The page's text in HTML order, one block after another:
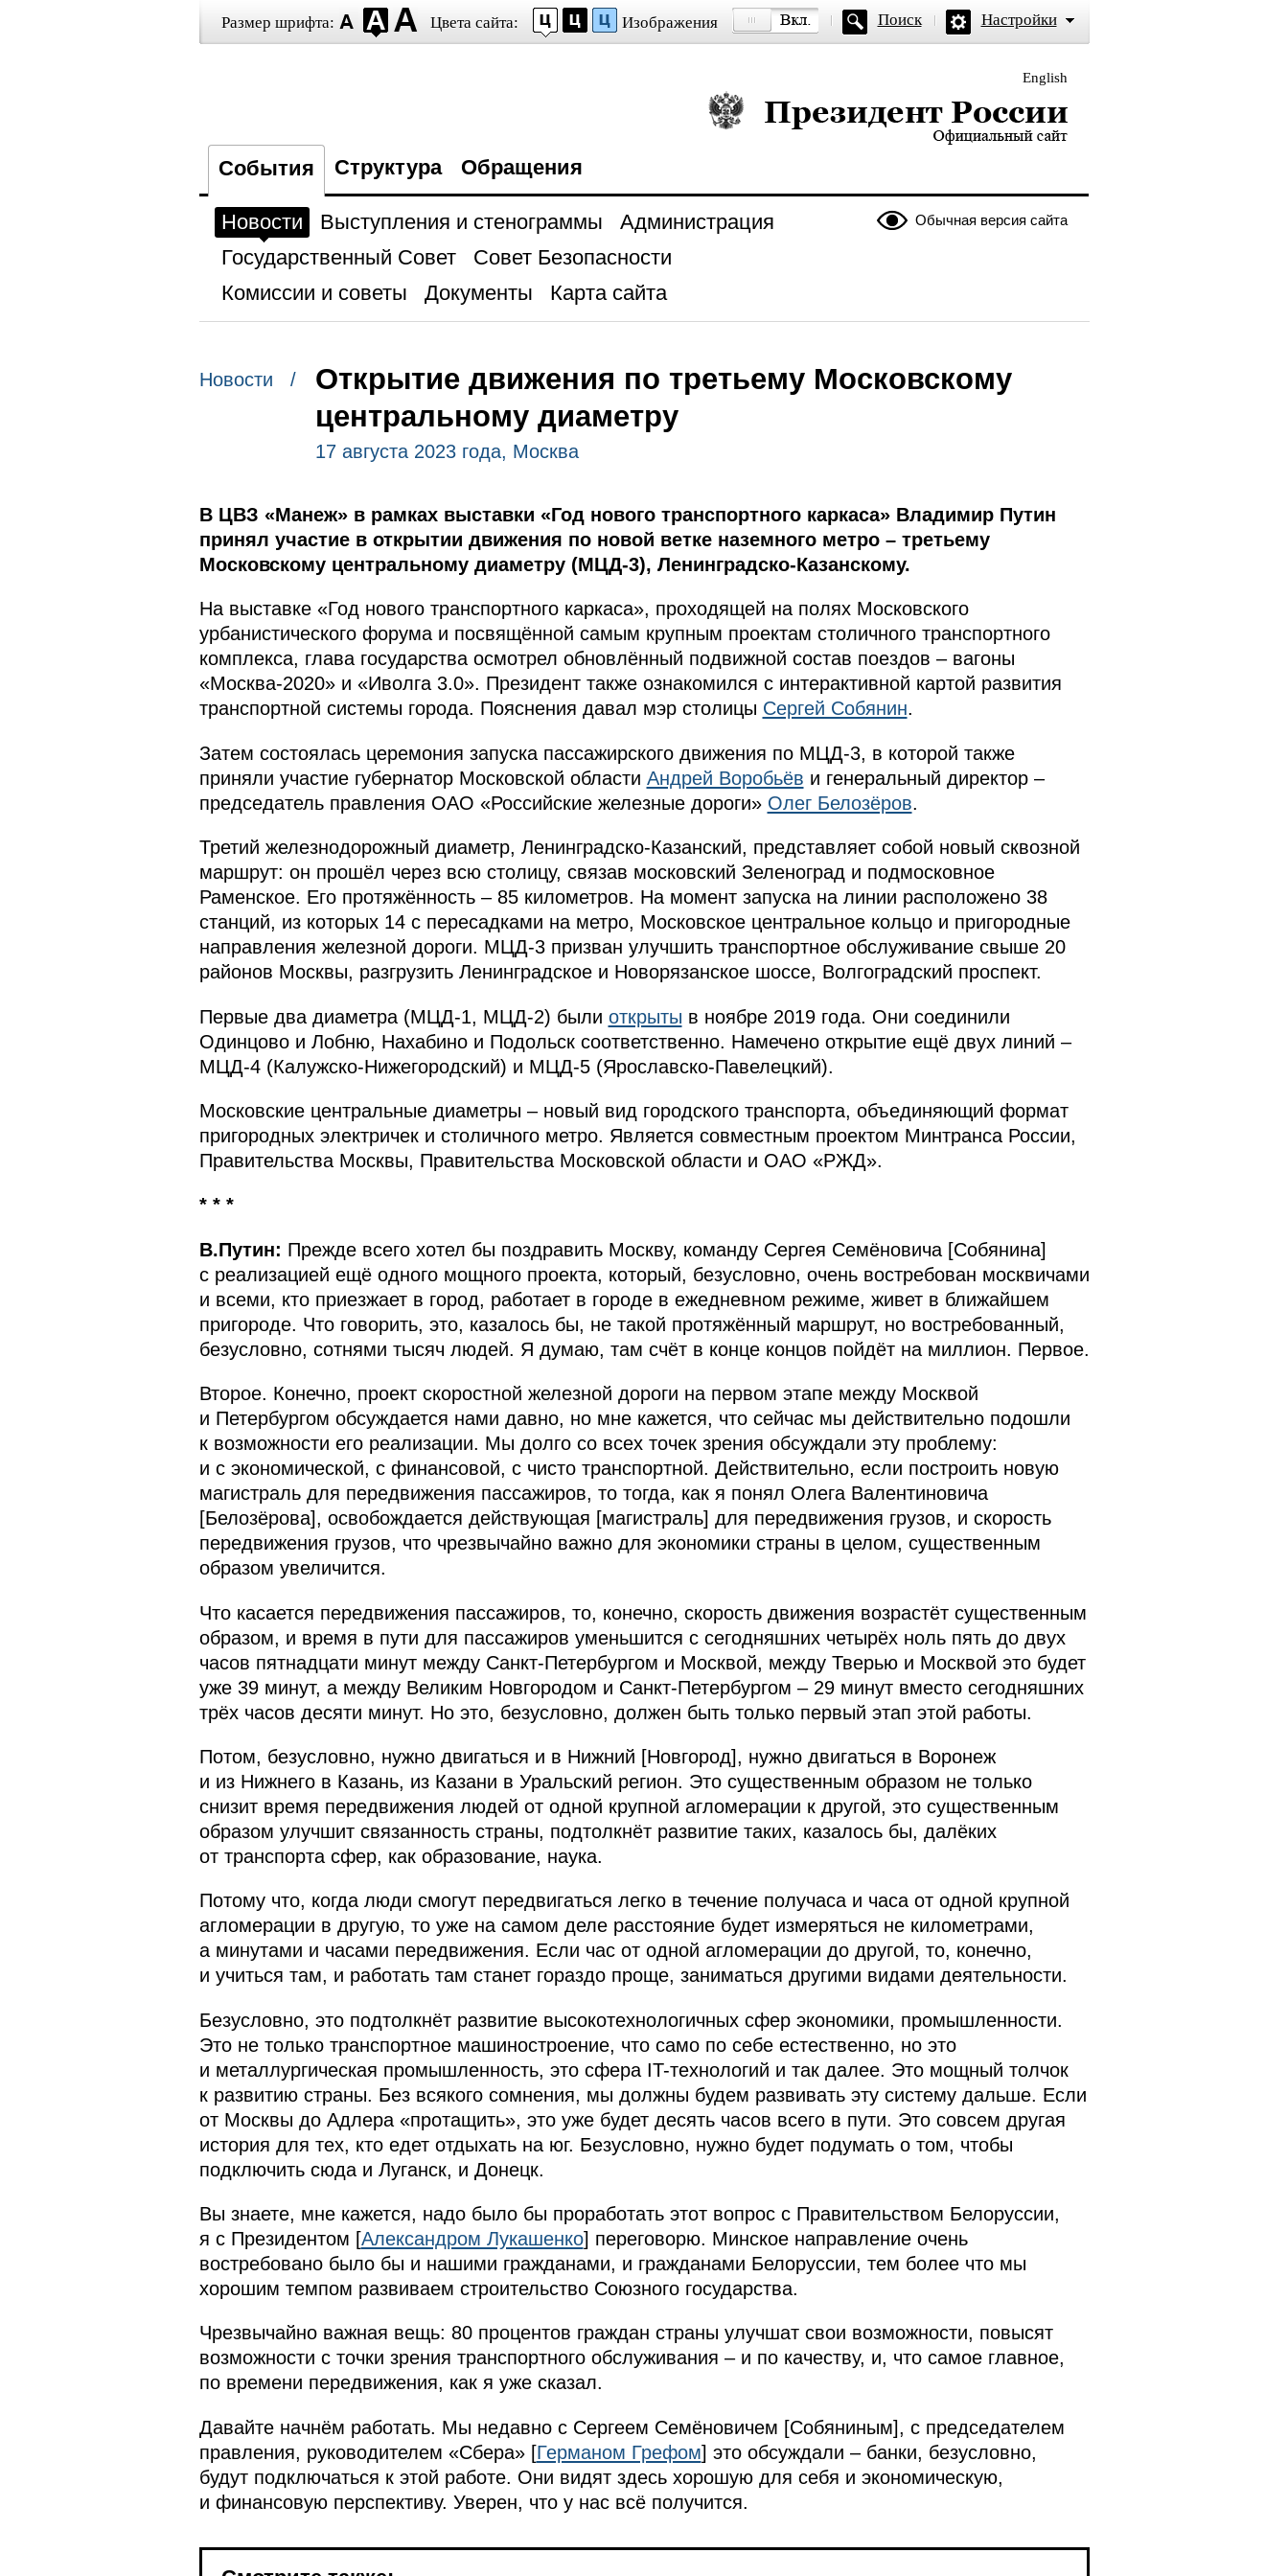
Размер шрифта: Цвета сайта: Изображения Поиск Настройки
English
Президент России — официальный сайт
События Структура Обращения
Обычная версия сайта
Новости Выступления и стенограммы
Администрация
Государственный Совет
Совет Безопасности
Комиссии и советы
Документы Карта сайта
Новости /
Открытие движения по третьему Московскому
центральному диаметру
17 августа 2023 года, Москва
В ЦВЗ «Манеж» в рамках выставки «Год нового транспортного каркаса» Владимир Путин
принял участие в открытии движения по новой ветке наземного метро – третьему
Московскому центральному диаметру (МЦД-3), Ленинградско-Казанскому.
На выставке «Год нового транспортного каркаса», проходящей на полях Московского
урбанистического форума и посвящённой самым крупным проектам столичного транспортного
комплекса, глава государства осмотрел обновлённый подвижной состав поездов – вагоны
«Москва-2020» и «Иволга 3.0». Президент также ознакомился с интерактивной картой развития
транспортной системы города. Пояснения давал мэр столицы Сергей Собянин.
Затем состоялась церемония запуска пассажирского движения по МЦД-3, в которой также
приняли участие губернатор Московской области Андрей Воробьёв и генеральный директор –
председатель правления ОАО «Российские железные дороги» Олег Белозёров.
Третий железнодорожный диаметр, Ленинградско-Казанский, представляет собой новый сквозной
маршрут: он прошёл через всю столицу, связав московский Зеленоград и подмосковное
Раменское. Его протяжённость – 85 километров. На момент запуска на линии расположено 38
станций, из которых 14 с пересадками на метро, Московское центральное кольцо и пригородные
направления железной дороги. МЦД-3 призван улучшить транспортное обслуживание свыше 20
районов Москвы, разгрузить Ленинградское и Новорязанское шоссе, Волгоградский проспект.
Первые два диаметра (МЦД-1, МЦД-2) были открыты в ноябре 2019 года. Они соединили
Одинцово и Лобню, Нахабино и Подольск соответственно. Намечено открытие ещё двух линий –
МЦД-4 (Калужско-Нижегородский) и МЦД-5 (Ярославско-Павелецкий).
Московские центральные диаметры – новый вид городского транспорта, объединяющий формат
пригородных электричек и столичного метро. Является совместным проектом Минтранса России,
Правительства Москвы, Правительства Московской области и ОАО «РЖД».
* * *
В.Путин: Прежде всего хотел бы поздравить Москву, команду Сергея Семёновича [Собянина]
с реализацией ещё одного мощного проекта, который, безусловно, очень востребован москвичами
и всеми, кто приезжает в город, работает в городе в ежедневном режиме, живет в ближайшем
пригороде. Что говорить, это, казалось бы, не такой протяжённый маршрут, но востребованный,
безусловно, сотнями тысяч людей. Я думаю, там счёт в конце концов пойдёт на миллион. Первое.
Второе. Конечно, проект скоростной железной дороги на первом этапе между Москвой
и Петербургом обсуждается нами давно, но мне кажется, что сейчас мы действительно подошли
к возможности его реализации. Мы долго со всех точек зрения обсуждали эту проблему:
и с экономической, с финансовой, с чисто транспортной. Действительно, если построить новую
магистраль для передвижения пассажиров, то тогда, как я понял Олега Валентиновича
[Белозёрова], освобождается действующая [магистраль] для передвижения грузов, и скорость
передвижения грузов, что чрезвычайно важно для экономики страны в целом, существенным
образом увеличится.
Что касается передвижения пассажиров, то, конечно, скорость движения возрастёт существенным
образом, и время в пути для пассажиров уменьшится с сегодняшних четырёх ноль пять до двух
часов пятнадцати минут между Санкт-Петербургом и Москвой, между Тверью и Москвой это будет
уже 39 минут, а между Великим Новгородом и Санкт-Петербургом – 29 минут вместо сегодняшних
трёх часов десяти минут. Но это, безусловно, должен быть только первый этап этой работы.
Потом, безусловно, нужно двигаться и в Нижний [Новгород], нужно двигаться в Воронеж
и из Нижнего в Казань, из Казани в Уральский регион. Это существенным образом не только
снизит время передвижения людей от одной крупной агломерации к другой, это существенным
образом улучшит связанность страны, подтолкнёт развитие таких, казалось бы, далёких
от транспорта сфер, как образование, наука.
Потому что, когда люди смогут передвигаться легко в течение получаса и часа от одной крупной
агломерации в другую, то уже на самом деле расстояние будет измеряться не километрами,
а минутами и часами передвижения. Если час от одной агломерации до другой, то, конечно,
и учиться там, и работать там станет гораздо проще, заниматься другими видами деятельности.
Безусловно, это подтолкнёт развитие высокотехнологичных сфер экономики, промышленности.
Это не только транспортное машиностроение, что само по себе естественно, но это
и металлургическая промышленность, это сфера IT-технологий и так далее. Это мощный толчок
к развитию страны. Без всякого сомнения, мы должны будем развивать эту систему дальше. Если
от Москвы до Адлера «протащить», это уже будет десять часов всего в пути. Это совсем другая
история для тех, кто едет отдыхать на юг. Безусловно, нужно будет подумать о том, чтобы
подключить сюда и Луганск, и Донецк.
Вы знаете, мне кажется, надо было бы проработать этот вопрос с Правительством Белоруссии,
я с Президентом [Александром Лукашенко] переговорю. Минское направление очень
востребовано было бы и нашими гражданами, и гражданами Белоруссии, тем более что мы
хорошим темпом развиваем строительство Союзного государства.
Чрезвычайно важная вещь: 80 процентов граждан страны улучшат свои возможности, повысят
возможности с точки зрения транспортного обслуживания – и по качеству, и, что самое главное,
по времени передвижения, как я уже сказал.
Давайте начнём работать. Мы недавно с Сергеем Семёновичем [Собяниным], с председателем
правления, руководителем «Сбера» [Германом Грефом] это обсуждали – банки, безусловно,
будут подключаться к этой работе. Они видят здесь хорошую для себя и экономическую,
и финансовую перспективу. Уверен, что у нас всё получится.